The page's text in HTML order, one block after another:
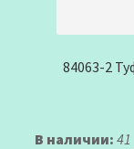
84063-2
В наличии: 41